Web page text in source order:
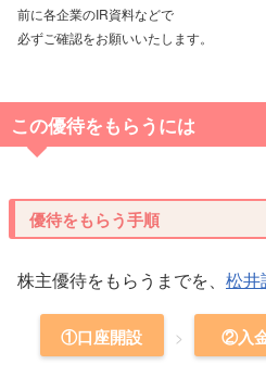
前に各企業のIR資料などで
必ずご確認をお願いいたします。
この優待をもらうには
優待をもらう手順
株主優待をもらうまでを、 松井
①口座開設 ②入